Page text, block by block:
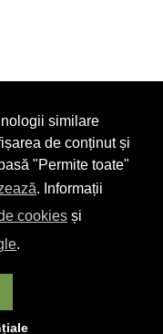
similare
de conținut și
"Permite toate"
. Informații
cookies și
.